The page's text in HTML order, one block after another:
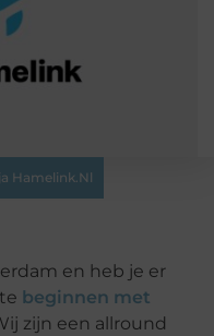
Hamelink.nl
en heb je er
beginnen met
zijn een allround